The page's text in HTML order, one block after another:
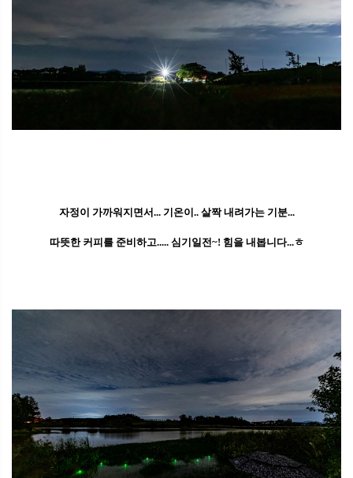
자정이 가까워지면서... 기온이.. 살짝 내려가는 기분...
따뜻한 커피를 준비하고..... 심기일전~! 힘을 내봅니다...ㅎ